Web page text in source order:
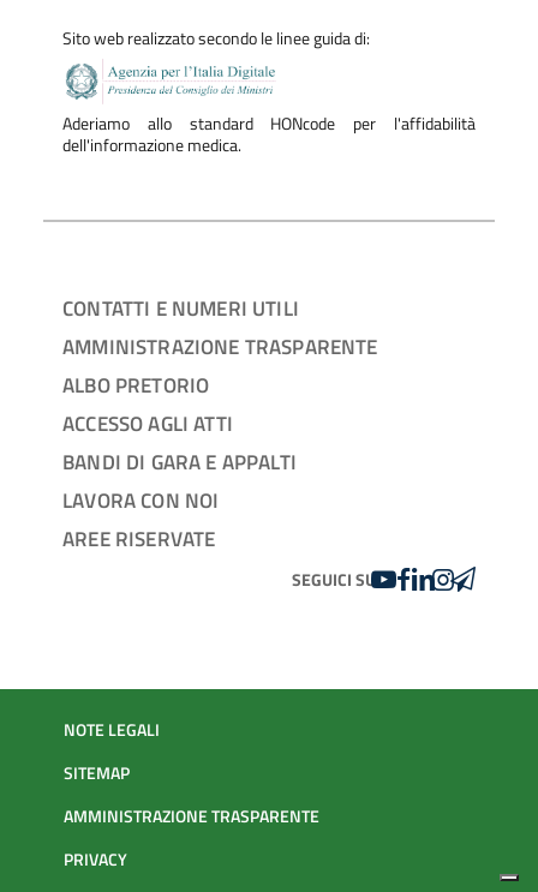
Sito web realizzato secondo le linee guida di:
Aderiamo allo standard HONcode per l'affidabilità
dell'informazione medica.
CONTATTI E NUMERI UTILI
AMMINISTRAZIONE TRASPARENTE
ALBO PRETORIO
ACCESSO AGLI ATTI
BANDI DI GARA E APPALTI
LAVORA CON NOI
AREE RISERVATE
SEGUICI SUYOUTUBE
FACEBOOK
LINKEDIN
INSTAGRAM
NOTE LEGALI
SITEMAP
AMMINISTRAZIONE TRASPARENTE
PRIVACY